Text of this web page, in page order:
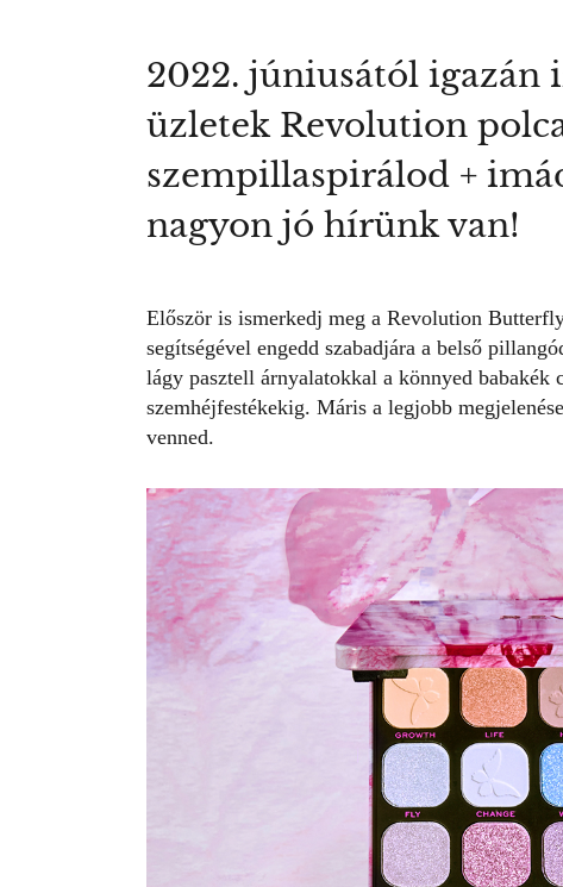
2022. júniusától igazán
üzletek Revolution
szempillaspirálod +
nagyon jó hírünk van!
Először is ismerkedj meg a Revolution
segítségével engedd szabadjára a belső
lágy pasztell árnyalatokkal a könnyed babakék
szemhéjfestékekig. Máris a legjobb
venned.